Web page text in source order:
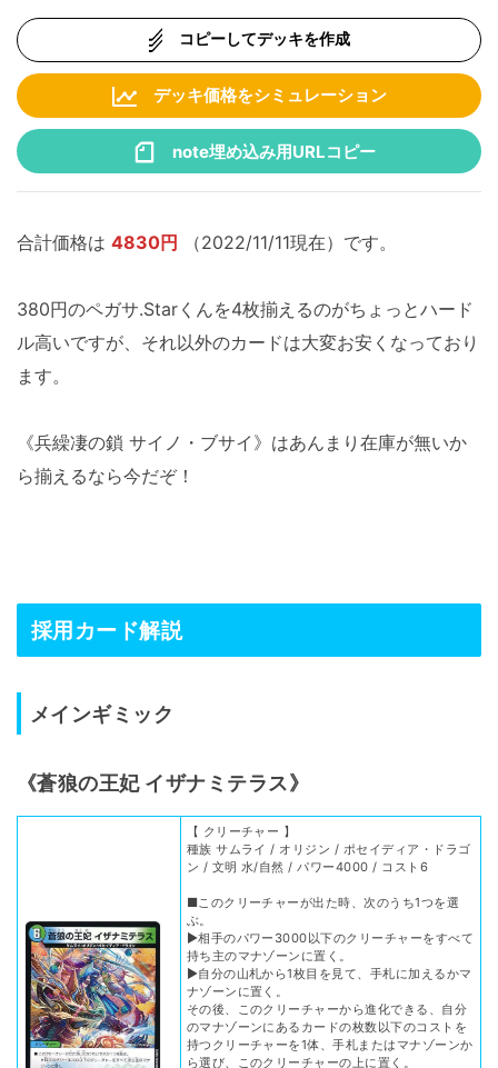
コピーしてデッキを作成
デッキ価格をシミュレーション
note埋め込み用URLコピー
合計価格は 4830円 （2022/11/11現在）です。
380円のペガサ.Starくんを4枚揃えるのがちょっとハード
ル高いですが、それ以外のカードは大変お安くなっており
ます。
《兵繰凄の鎖 サイノ・ブサイ》はあんまり在庫が無いか
ら揃えるなら今だぞ！
採用カード解説
メインギミック
《蒼狼の王妃 イザナミテラス》
【 クリーチャー 】
種族 サムライ / オリジン / ポセイディア・ドラゴ
ン / 文明 水/自然 / パワー4000 / コスト6
■このクリーチャーが出た時、次のうち1つを選
ぶ。
▶︎相手のパワー3000以下のクリーチャーをすべて
持ち主のマナゾーンに置く。
▶︎自分の山札から1枚目を見て、手札に加えるかマ
ナゾーンに置く。
その後、このクリーチャーから進化できる、自分
のマナゾーンにあるカードの枚数以下のコストを
持つクリーチャーを1体、手札またはマナゾーンか
ら選び、このクリーチャーの上に置く。